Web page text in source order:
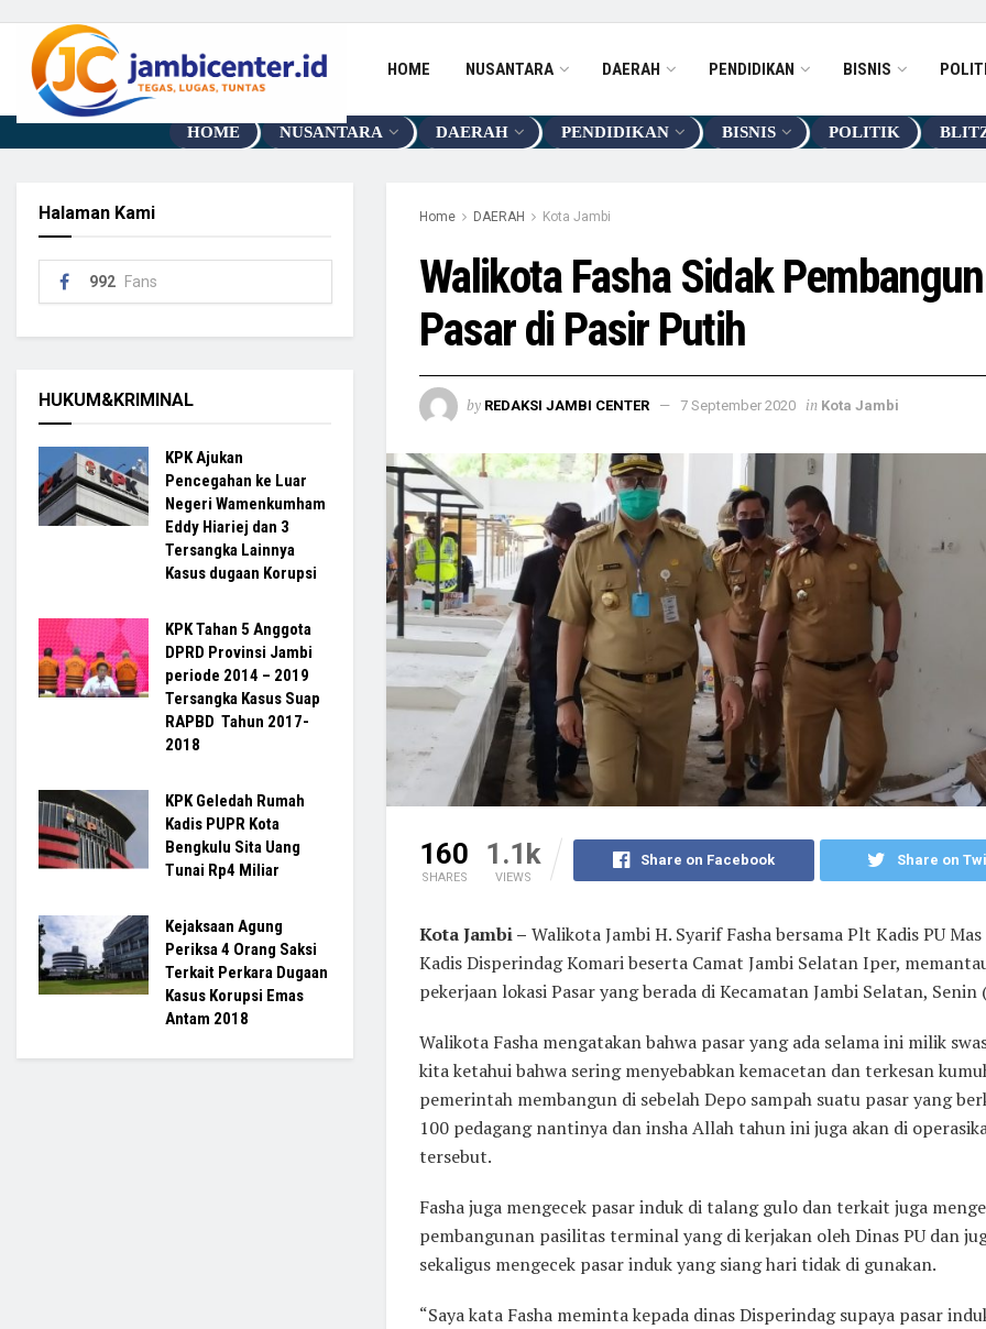
HOME NUSANTARA DAERAH PENDIDIKAN BISNIS
HOME NUSANTARA DAERAH PENDIDIKAN BISNIS POLITIK
Home DAERAH Kota Jambi
Walikota Fasha Sidak
Pasar di Pasir Putih
by REDAKSI JAMBI CENTER 7 September 2020 in Kota Jambi
160
SHARES
1.1k
VIEWS
Share on Facebook Share on
Kota Jambi – Walikota Jambi H. Syarif Fasha bersama Plt Kadis PU
Kadis Disperindag Komari beserta Camat Jambi Selatan Iper,
pekerjaan lokasi Pasar yang berada di Kecamatan Jambi Selatan, Senin
Walikota Fasha mengatakan bahwa pasar yang ada selama ini milik
kita ketahui bahwa sering menyebabkan kemacetan dan terkesan
pemerintah membangun di sebelah Depo sampah suatu pasar yang
100 pedagang nantinya dan insha Allah tahun ini juga akan di
tersebut.
Fasha juga mengecek pasar induk di talang gulo dan terkait juga
pembangunan pasilitas terminal yang di kerjakan oleh Dinas PU dan
sekaligus mengecek pasar induk yang siang hari tidak di gunakan.
“Saya kata Fasha meminta kepada dinas Disperindag supaya pasar
Halaman Kami
992 Fans
HUKUM&KRIMINAL
KPK Ajukan
Pencegahan ke Luar
Negeri Wamenkumham
Eddy Hiariej dan 3
Tersangka Lainnya
Kasus dugaan Korupsi
KPK Tahan 5 Anggota
DPRD Provinsi Jambi
periode 2014 – 2019
Tersangka Kasus Suap
RAPBD Tahun 2017-
2018
KPK Geledah Rumah
Kadis PUPR Kota
Bengkulu Sita Uang
Tunai Rp4 Miliar
Kejaksaan Agung
Periksa 4 Orang Saksi
Terkait Perkara Dugaan
Kasus Korupsi Emas
Antam 2018